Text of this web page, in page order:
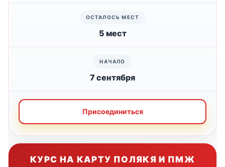
5 мест
7 сентября
Присоединиться
КУРС НА КАРТУ ПОЛЯКЯ И ПМЖ